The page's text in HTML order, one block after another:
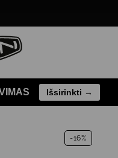
Išsirinkti →
-16%